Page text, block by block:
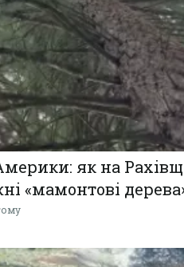
як на
«мамонтові